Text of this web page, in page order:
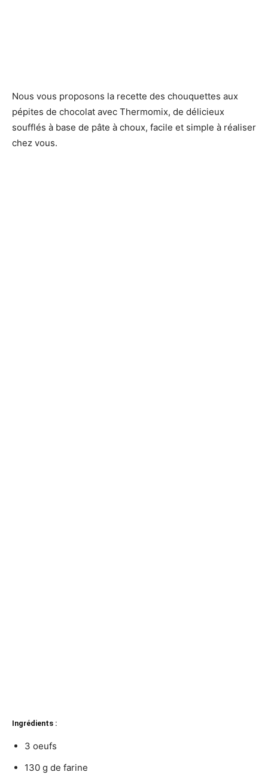
Nous vous proposons la recette des chouquettes aux
pépites de chocolat avec Thermomix, de délicieux
soufflés à base de pâte à choux, facile et simple à réaliser
chez vous.
Ingrédients :
3 oeufs
130 g de farine